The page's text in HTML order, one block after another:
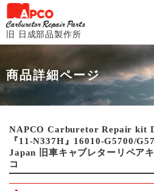
旧 日成部品製作所
商品詳細ページ
NAPCO Carburetor Repair kit
『11-N337H』16010-G5700/
Japan 旧車キャブレターリペア
コ